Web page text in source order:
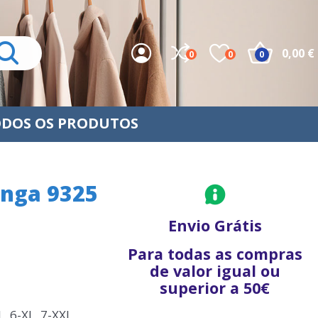
0 0 0,00 €
0
OS PRODUTOS
9325
Envio Grátis
Para todas as compras
de valor igual ou
superior a 50€